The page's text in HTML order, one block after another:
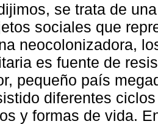
se trata de
sociales que
neocolonizadora,
es fuente de
pequeño país
diferentes
y formas de vida.